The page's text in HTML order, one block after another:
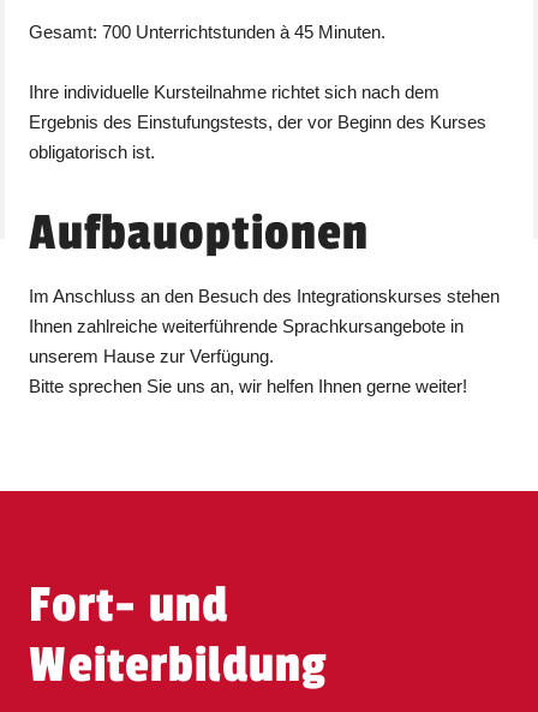
Gesamt: 700 Unterrichtstunden à 45 Minuten.
Ihre individuelle Kursteilnahme richtet sich nach dem
Ergebnis des Einstufungstests, der vor Beginn des Kurses
obligatorisch ist.
Aufbauoptionen
Im Anschluss an den Besuch des Integrationskurses stehen
Ihnen zahlreiche weiterführende Sprachkursangebote in
unserem Hause zur Verfügung.
Bitte sprechen Sie uns an, wir helfen Ihnen gerne weiter!
Fort- und
Weiterbildung